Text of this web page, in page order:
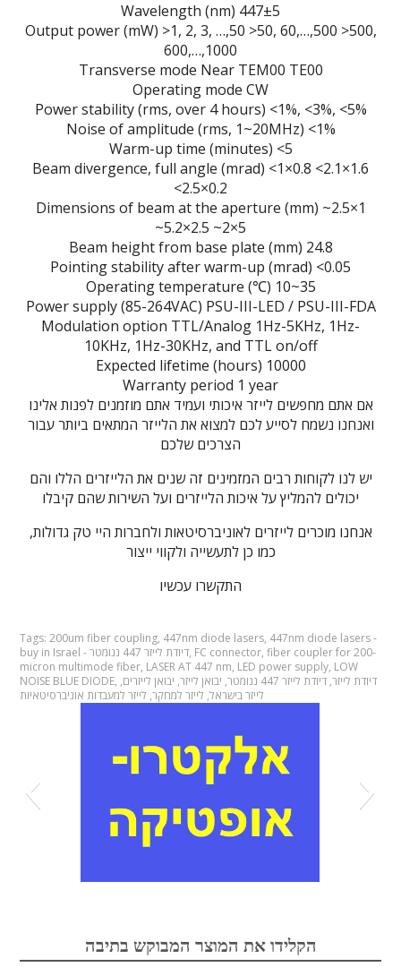
Wavelength (nm) 447±5
Output power (mW) >1, 2, 3, …,50 >50, 60,…,500 >500,
600,…,1000
Transverse mode Near TEM00 TE00
Operating mode CW
Power stability (rms, over 4 hours) <1%, <3%, <5%
Noise of amplitude (rms, 1~20MHz) <1%
Warm-up time (minutes) <5
Beam divergence, full angle (mrad) <1×0.8 <2.1×1.6
<2.5×0.2
Dimensions of beam at the aperture (mm) ~2.5×1
~5.2×2.5 ~2×5
Beam height from base plate (mm) 24.8
Pointing stability after warm-up (mrad) <0.05
Operating temperature (℃) 10~35
Power supply (85-264VAC) PSU-III-LED / PSU-III-FDA
Modulation option TTL/Analog 1Hz-5KHz, 1Hz-
10KHz, 1Hz-30KHz, and TTL on/off
Expected lifetime (hours) 10000
Warranty period 1 year
אם אתם מחפשים לייזר איכותי ועמיד אתם מוזמנים לפנות אלינו
ואנחנו נשמח לסייע לכם למצוא את הלייזר המתאים ביותר עבור
הצרכים שלכם
יש לנו לקוחות רבים המזמינים זה שנים את הלייזרים הללו והם
יכולים להמליץ על איכות הלייזרים ועל השירות שהם קיבלו
אנחנו מוכרים לייזרים לאוניברסיטאות ולחברות היי טק גדולות,
כמו כן לתעשייה ולקווי ייצור
התקשרו עכשיו
Tags:200um fiber coupling, 447nm diode lasers, 447nm diode lasers -
buy in Israel - דיודת לייזר 447 ננומטר, FC connector,fiber coupler for 200-
micron multimode fiber, LASER AT 447 nm, LED power supply, LOW
NOISE BLUE DIODE, דיודת לייזר, דיודת לייזר 447 ננומטר , יבואן לייזר, יבואן לייזרים,
לייזר בישראל, לייזר למחקר, לייזר למעבדות אוניברסיטאיות
הקלידו את המוצר המבוקש בתיבה